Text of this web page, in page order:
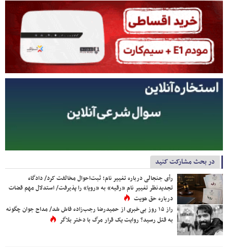
در بحث مشارکت کنید
رأی جنجالی درباره تغییر نام؛ ثبت‌احوال مخالفت کرد/ دادگاه
تجدیدنظر تغییر نام «رقیه» به «رویا» را پذیرفت/ استدلال مهم قضات
درباره حق هویت
راز ۱۵ روز بی‌خبری از حمیدرضا رجب‌زاده فاش شد/ مداح جوان چگونه
به قتل رسید؟ روایت یک قرار مرگ با دختر بلاگر